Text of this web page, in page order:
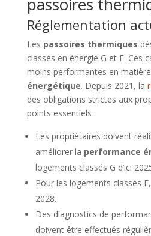
Réglementation
Les passoires thermiques
classés en énergie G et F. Ces
moins performantes en
énergétique. Depuis 2021, la
des obligations strictes aux
points essentiels :
Les propriétaires doivent
améliorer la performance
logements classés G d’ici
Pour les logements classés
2028.
Des diagnostics de
doivent être effectués